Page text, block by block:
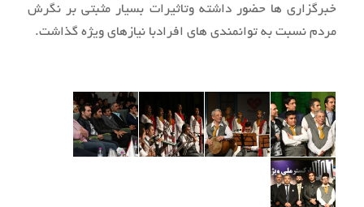
خبرگزاری ها حضور داشته وتاثیرات بسیار مثبتی بر نگرش
مردم نسبت به توانمندی های افرادبا نیازهای ویژه گذاشت.